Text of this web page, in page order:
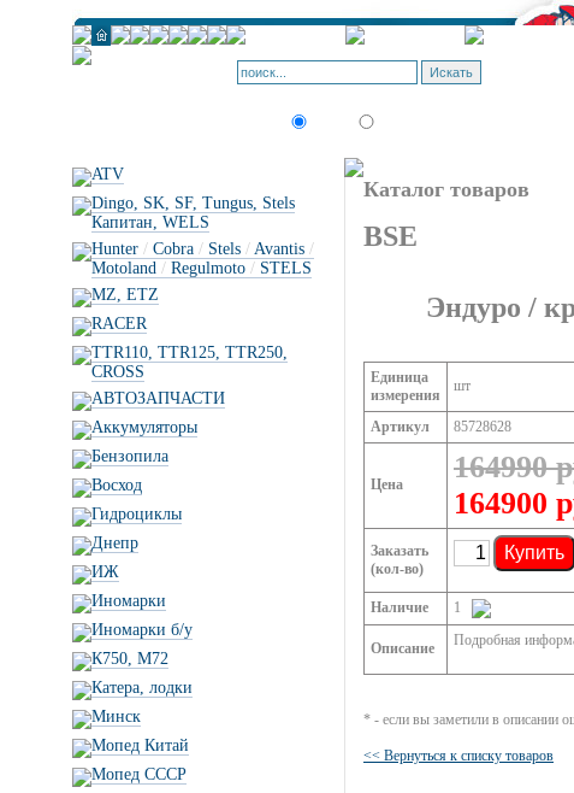
ATV
Dingo, SK, SF, Tungus, Stels
Капитан, WELS
Hunter / Cobra / Stels / Avantis /
Motoland / Regulmoto / STELS
MZ, ETZ
RACER
TTR110, TTR125, TTR250,
CROSS
АВТОЗАПЧАСТИ
Аккумуляторы
Бензопила
Восход
Гидроциклы
Днепр
ИЖ
Иномарки
Иномарки б/у
К750, М72
Катера, лодки
Минск
Мопед Китай
Мопед СССР
Каталог товаров
BSE
Эндуро /
Единица
измерения
шт
Артикул 85728628
Цена
164990
164900
Заказать
(кол-во)
Купить
Наличие 1
Описание Подробная
* - если вы заметили в описании
<< Вернуться к списку товаров